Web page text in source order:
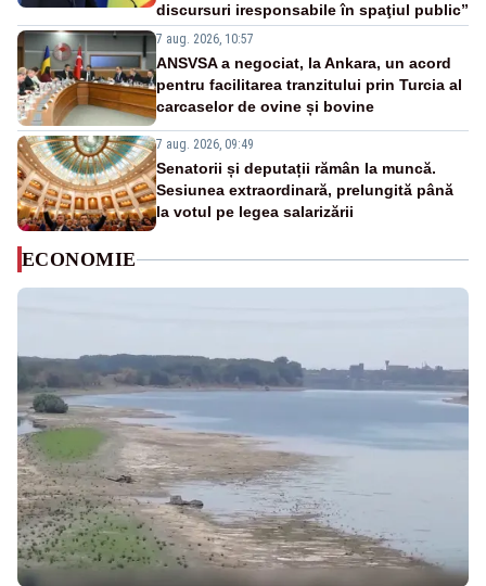
discursuri iresponsabile în spaţiul public”
7 aug. 2026, 10:57
ANSVSA a negociat, la Ankara, un acord
pentru facilitarea tranzitului prin Turcia al
carcaselor de ovine și bovine
7 aug. 2026, 09:49
Senatorii și deputații rămân la muncă.
Sesiunea extraordinară, prelungită până
la votul pe legea salarizării
ECONOMIE